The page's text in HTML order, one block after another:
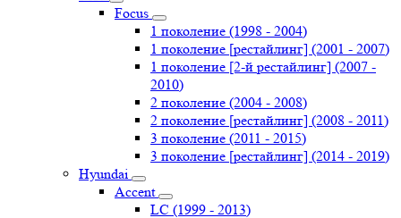
Focus
1 поколение (1998 - 2004)
1 поколение [рестайлинг] (2001 - 2007)
1 поколение [2-й рестайлинг] (2007 -
2010)
2 поколение (2004 - 2008)
2 поколение [рестайлинг] (2008 - 2011)
3 поколение (2011 - 2015)
3 поколение [рестайлинг] (2014 - 2019)
Hyundai
Accent
LC (1999 - 2013)